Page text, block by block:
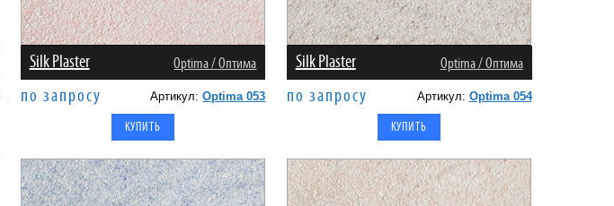
Silk Plaster Оptima / Оптима
по запросу Артикул:Optima 053
Silk Plaster Оptima / Оптима
по запросу Артикул: Optima 054